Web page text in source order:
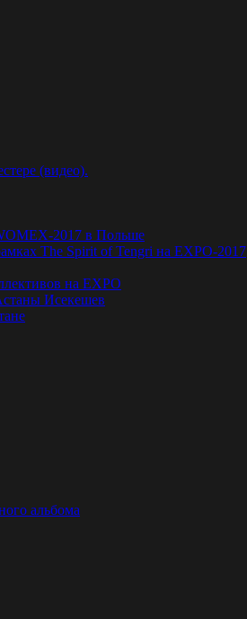
(видео).
2017 в Польше
The Spirit of Tengri на EXPO-2017
на EXPO
Исекешев
альбома